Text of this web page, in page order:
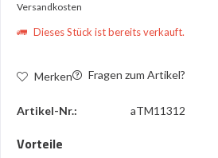
Versandkosten
Dieses Stück ist bereits verkauft.
Merken Fragen zum Artikel?
Artikel-Nr.: aTM11312
Vorteile